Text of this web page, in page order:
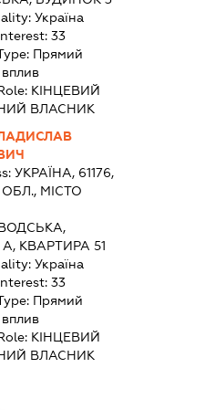
Україна
33
Прямий
КІНЦЕВИЙ
ВЛАСНИК
УКРАЇНА, 61176,
МІСТО
КВАРТИРА 51
Україна
33
Прямий
КІНЦЕВИЙ
ВЛАСНИК